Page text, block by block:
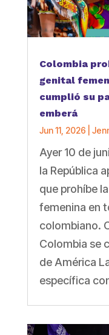
Colombia
genital
cumplió su
emberá
Jun 11, 2026
Ayer 10 de
la República
que prohíbe
femenina en
colombiano.
Colombia se
de América
específica